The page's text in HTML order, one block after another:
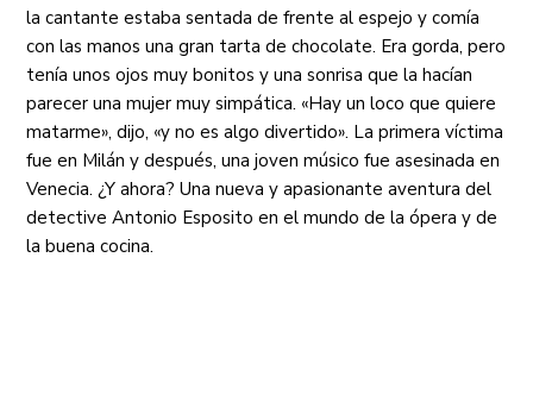
la cantante estaba sentada de frente al espejo y comía
con las manos una gran tarta de chocolate. Era gorda, pero
tenía unos ojos muy bonitos y una sonrisa que la hacían
parecer una mujer muy simpática. «Hay un loco que quiere
matarme», dijo, «y no es algo divertido». La primera víctima
fue en Milán y después, una joven músico fue asesinada en
Venecia. ¿Y ahora? Una nueva y apasionante aventura del
detective Antonio Esposito en el mundo de la ópera y de
la buena cocina.